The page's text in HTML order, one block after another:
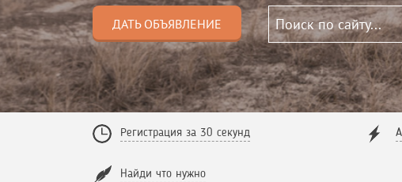
ДАТЬ ОБЪЯВЛЕНИЕ
Регистрация за 30 секунд
Найди что нужно